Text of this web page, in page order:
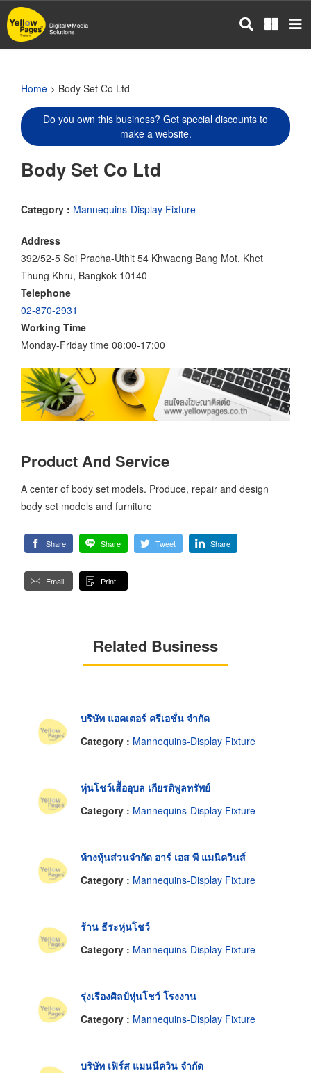
Skip
to
main
Home > Body Set Co Ltd
Do you own this business? Get special discounts to
make a website.
Body Set Co Ltd
Category : Mannequins-Display Fixture
Address
392/52-5 Soi Pracha-Uthit 54 Khwaeng Bang Mot, Khet
Thung Khru, Bangkok 10140
Telephone
02-870-2931
Working Time
Monday-Friday time 08:00-17:00
Product And Service
A center of body set models. Produce, repair and design
body set models and furniture
Share Share Tweet Share
Email Print
Related Business
บริษัท แอคเตอร์ ครีเอชั่น จำกัด
Category : Mannequins-Display Fixture
หุ่นโชว์เสื้ออุบล เกียรติพูลทรัพย์
Category : Mannequins-Display Fixture
ห้างหุ้นส่วนจำกัด อาร์ เอส พี แมนิควินส์
Category : Mannequins-Display Fixture
ร้าน ธีระหุ่นโชว์
Category : Mannequins-Display Fixture
รุ่งเรืองศิลป์หุ่นโชว์ โรงงาน
Category : Mannequins-Display Fixture
บริษัท เฟิร์ส แมนนีควิน จำกัด